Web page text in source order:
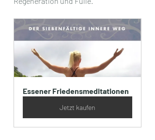
Essener Friedensmeditationen
Jetzt kaufen